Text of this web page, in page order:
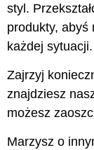
styl.
produkty, abyś
każdej sytuacji.
Zajrzyj
znajdziesz
możesz
Marzysz o